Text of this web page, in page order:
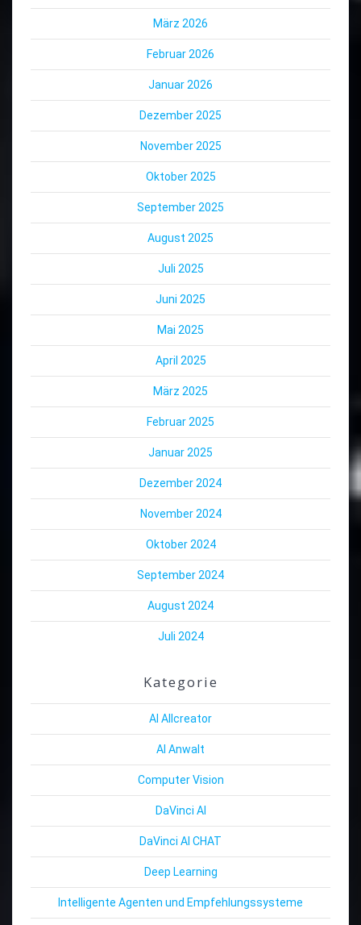
März 2026
Februar 2026
Januar 2026
Dezember 2025
November 2025
Oktober 2025
September 2025
August 2025
Juli 2025
Juni 2025
Mai 2025
April 2025
März 2025
Februar 2025
Januar 2025
Dezember 2024
November 2024
Oktober 2024
September 2024
August 2024
Juli 2024
Kategorie
AI Allcreator
AI Anwalt
Computer Vision
DaVinci AI
DaVinci AI CHAT
Deep Learning
Intelligente Agenten und Empfehlungssysteme